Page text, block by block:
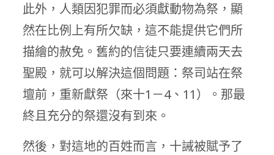
此外，人類因犯罪而必須獻動物為祭，顯
然在比例上有所欠缺，這不能提供它們所
描繪的赦免。舊約的信徒只要連續兩天去
聖殿，就可以解決這個問題：祭司站在祭
壇前，重新獻祭（來十1－4、11）。那最
終且充分的祭還沒有到來。
然後，對這地的百姓而言，十誡被賦予了